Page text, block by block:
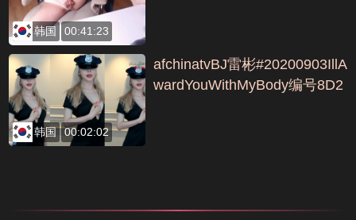
韩国 00:41:23
韩国 00:02:02
afchinatvBJ雷彬#20200903IllA
wardYouWithMyBody编号8D2